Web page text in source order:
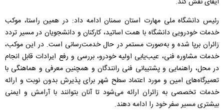
رئیس دانشگاه ملی مهارت استان سمنان ادامه داد: در همین راستا، موکب
خدمات خودرویی دانشگاه با همت اساتید، کارکنان و دانشجویان در مسیر تردد
زائران برپا شده و به‌صورت مستمر در حال خدمت‌رسانی است. در این موکب،
خدمات مشاوره فنی، عیب‌یابی اولیه خودرو، بررسی و رفع ایرادات قابل انجام
در محل، راهنمایی و پشتیبانی فنی رانندگان و همچنین معرفی و هماهنگی با
تعمیرگاه‌های امین و مورد اعتماد سطح شهر برای پذیرش بدون نوبت و ارائه
خدمات تخصصی به زائران ارائه می‌شود تا آنان بتوانند با آرامش و ایمنی
بیشتری مسیر سفر خود را ادامه دهند.